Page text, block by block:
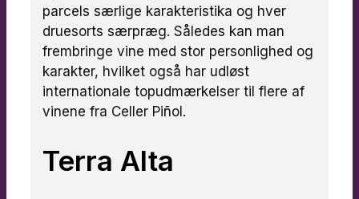
parcels særlige karakteristika og hver
druesorts særpræg. Således kan man
frembringe vine med stor personlighed og
karakter, hvilket også har udløst
internationale topudmærkelser til flere af
vinene fra Celler Piñol.
Terra Alta